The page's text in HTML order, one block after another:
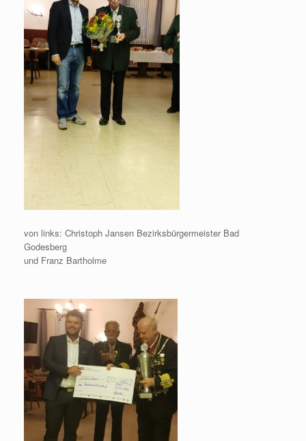
von links: Christoph Jansen Bezirksbürgermeister Bad
Godesberg
und Franz Bartholme